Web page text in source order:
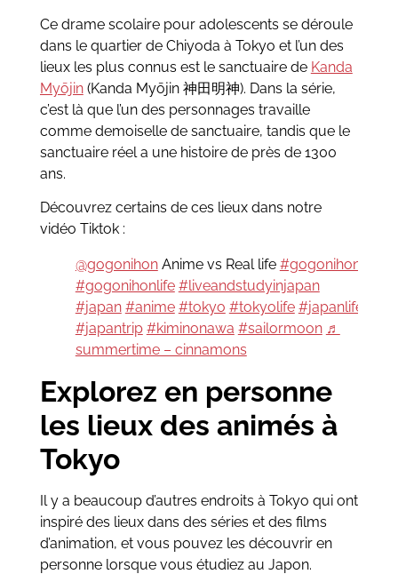
Ce drame scolaire pour adolescents se déroule
dans le quartier de Chiyoda à Tokyo et l’un des
lieux les plus connus est le sanctuaire de Kanda
Myōjin(Kanda Myōjin 神田明神). Dans la série,
c’est là que l’un des personnages travaille
comme demoiselle de sanctuaire, tandis que le
sanctuaire réel a une histoire de près de 1300
ans.
Découvrez certains de ces lieux dans notre
vidéo Tiktok :
@gogonihonAnime vs Real life #gogonihon
#gogonihonlife #liveandstudyinjapan
#japan #anime #tokyo #tokyolife #japanlife
#japantrip #kiminonawa #sailormoon ♬
summertime – cinnamons
Explorez en personne
les lieux des animés à
Tokyo
Il y a beaucoup d’autres endroits à Tokyo qui ont
inspiré des lieux dans des séries et des films
d’animation, et vous pouvez les découvrir en
personne lorsque vous étudiez au Japon.